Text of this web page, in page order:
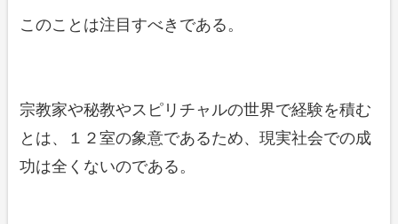
このことは注目すべきである。
宗教家や秘教やスピリチャルの世界で経験を積む
とは、１２室の象意であるため、現実社会での成
功は全くないのである。